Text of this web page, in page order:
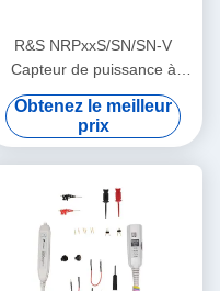
R&S NRPxxS/SN/SN-V
Capteur de puissance à
diodes à trois voies avec
commande USB et LAN pour
50 MHz à 50 GHz
Obtenez le meilleur
prix